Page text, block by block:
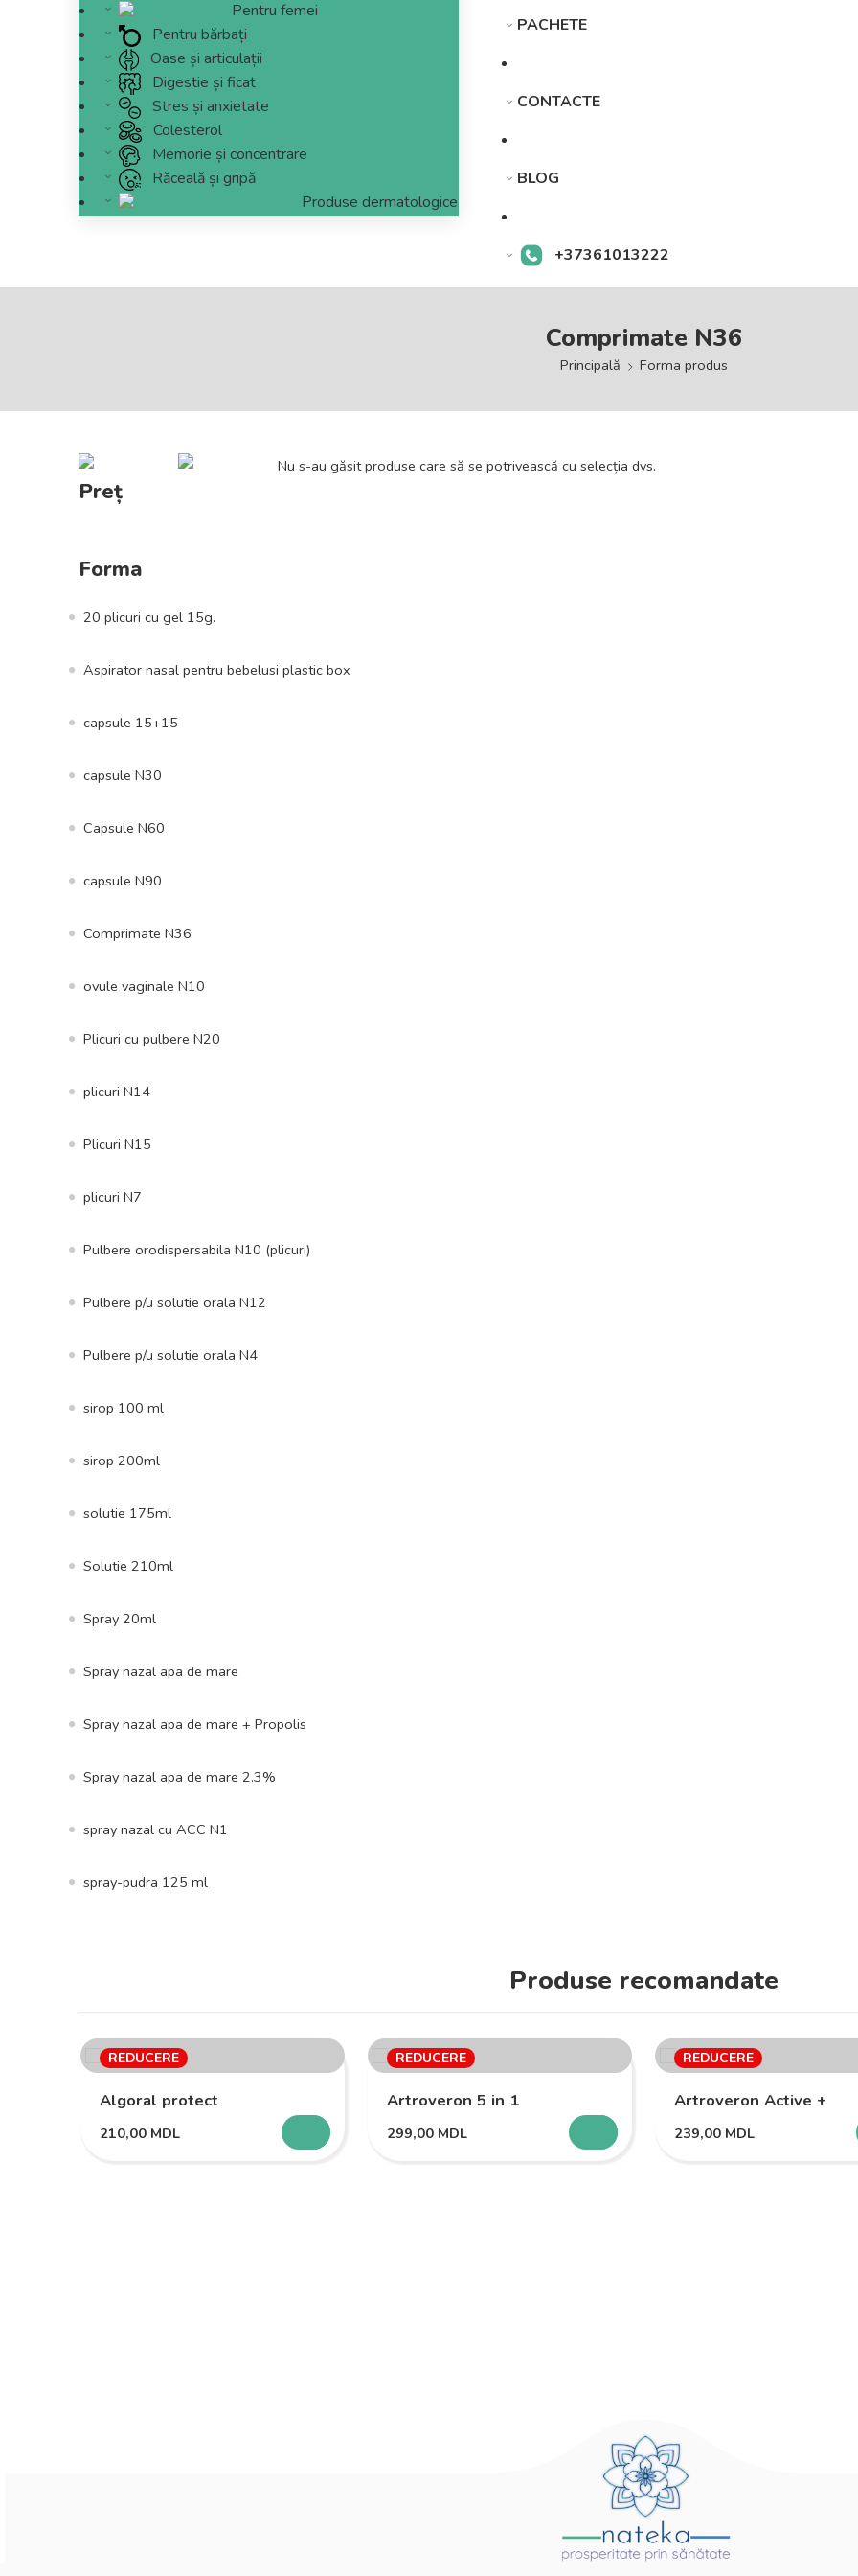
Pentru femei
Pentru bărbați
Oase și articulații
Digestie și ficat
Stres și anxietate
Colesterol
Memorie și concentrare
Răceală și gripă
Produse dermatologice
PACHETE
CONTACTE
BLOG
+37361013222
Comprimate N36
Principală Forma produs
Nu s-au găsit produse care să se potrivească cu selecția dvs.
Preț
Forma
20 plicuri cu gel 15g.
Aspirator nasal pentru bebelusi plastic box
capsule 15+15
capsule N30
Capsule N60
capsule N90
Comprimate N36
ovule vaginale N10
Plicuri cu pulbere N20
plicuri N14
Plicuri N15
plicuri N7
Pulbere orodispersabila N10 (plicuri)
Pulbere p/u solutie orala N12
Pulbere p/u solutie orala N4
sirop 100 ml
sirop 200ml
solutie 175ml
Solutie 210ml
Spray 20ml
Spray nazal apa de mare
Spray nazal apa de mare + Propolis
Spray nazal apa de mare 2.3%
spray nazal cu ACC N1
spray-pudra 125 ml
Produse recomandate
REDUCERE
SELECTEAZĂ
Algoral protect
210,00 MDL
REDUCERE
SELECTEAZĂ
Artroveron 5 in 1
299,00 MDL
REDUCERE
Artroveron Active +
239,00 MDL